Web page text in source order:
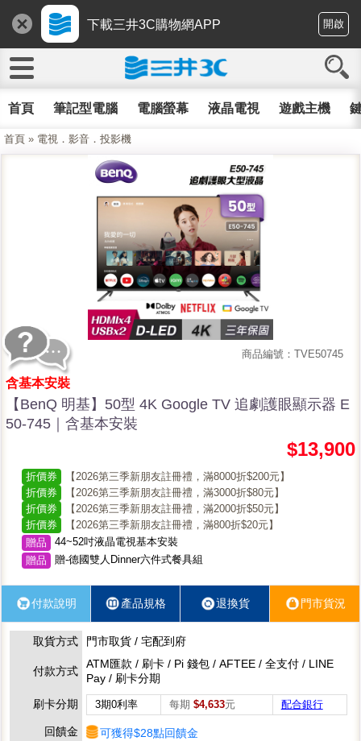
下載三井3C購物網APP 開啟
首頁 筆記型電腦 電腦螢幕 液晶電視 遊戲主機
首頁 » 電視．影音．投影機
商品編號：TVE50745
含基本安裝
【BenQ 明基】50型 4K Google TV 追劇護眼顯示器 E
50-745｜含基本安裝
$13,900
折價券
【2026第三季新朋友註冊禮，滿8000折$200元】
折價券
【2026第三季新朋友註冊禮，滿3000折$80元】
折價券
【2026第三季新朋友註冊禮，滿2000折$50元】
折價券
【2026第三季新朋友註冊禮，滿800折$20元】
贈品
44~52吋液晶電視基本安裝
贈品
贈-德國雙人Dinner六件式餐具組
付款說明 產品規格 退換貨 門市貨況
取貨方式 門市取貨 / 宅配到府
付款方式
ATM匯款 / 刷卡 / Pi 錢包 / AFTEE / 全支付 / LINE
Pay / 刷卡分期
刷卡分期
3期0利率 每期 $4,633元 配合銀行
回饋金 可獲得$28點回饋金